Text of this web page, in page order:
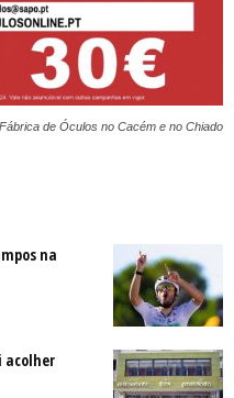
de Óculos no Cacém e no Chiado
na
acolher